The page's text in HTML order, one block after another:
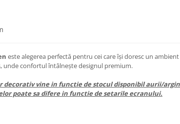
este alegerea perfectă pentru cei care își doresc un
unde confortul întâlnește designul premium.
decorativ vine in functie de stocul disponibil aurii/
poate sa difere in functie de setarile ecranului.